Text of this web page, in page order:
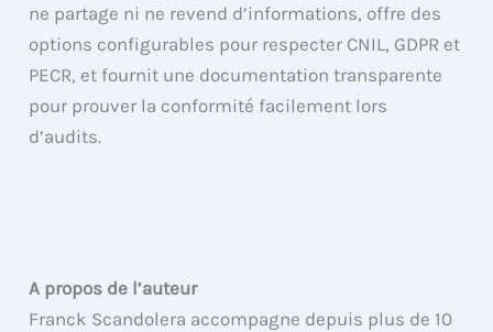
ne partage ni ne revend d’informations, offre des
options configurables pour respecter CNIL, GDPR et
PECR, et fournit une documentation transparente
pour prouver la conformité facilement lors
d’audits.
A propos de l’auteur
Franck Scandolera accompagne depuis plus de 10